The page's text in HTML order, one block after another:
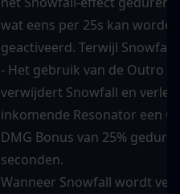
wat eens per 25s kan worden
geactiveerd. Terwijl Snowfall
- Het gebruik van de Outro
verwijdert Snowfall en
inkomende Resonator een
DMG Bonus van 25%
seconden.
Wanneer Snowfall wordt